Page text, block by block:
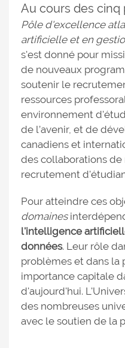
Au cours des cinq
Pôle d'excellence
artificielle et en
s'est donné pour
de nouveaux
soutenir le
ressources
environnement
de l’avenir, et de
canadiens et
des collaborations
recrutement
Pour atteindre ces
domaines
l'intelligence
données. Leur rôle
problèmes et dans la
importance capitale
d'aujourd'hui.
des nombreuses
avec le soutien de la